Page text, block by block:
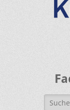
Search
for: